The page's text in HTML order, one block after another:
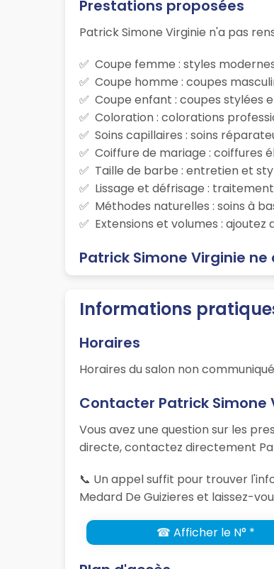
Prestations proposées
Patrick Simone Virginie n'a pas
Coupe femme : styles
Coupe homme : coupes
Coupe enfant : coupes stylées
Coloration : colorations
Soins capillaires : soins
Coiffure de mariage : coiffures
Taille de barbe : entretien et
Lissage et défrisage :
Méthodes naturelles : soins à
Extensions et volumes :
Patrick Simone Virginie
Informations
Horaires
Horaires du salon non
Contacter Patrick Simone
Vous avez une question sur les
directe, contactez directement
📞 Un appel suffit pour trouver
Medard De Guizieres et laissez-
☎ Afficher le N° *